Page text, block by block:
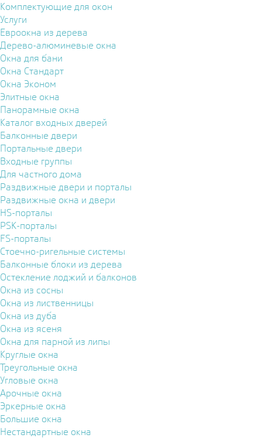
Комплектующие для окон
Услуги
Евроокна из дерева
Дерево-алюминевые окна
Окна для бани
Окна Стандарт
Окна Эконом
Элитные окна
Панорамные окна
Каталог входных дверей
Балконные двери
Портальные двери
Входные группы
Для частного дома
Раздвижные двери и порталы
Раздвижные окна и двери
HS-порталы
PSK-порталы
FS-порталы
Стоечно-ригельные системы
Балконные блоки из дерева
Остекление лоджий и балконов
Окна из сосны
Окна из лиственницы
Окна из дуба
Окна из ясеня
Окна для парной из липы
Круглые окна
Треугольные окна
Угловые окна
Арочные окна
Эркерные окна
Большие окна
Нестандартные окна